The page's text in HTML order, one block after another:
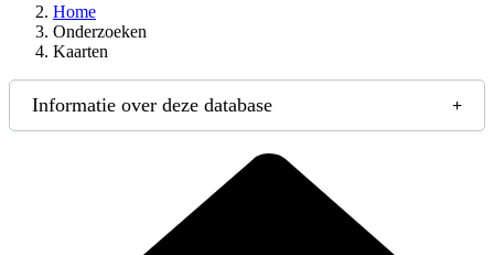
Home
Onderzoeken
Kaarten
Informatie over deze database